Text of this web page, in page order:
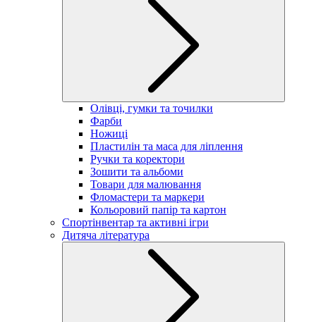
Олівці, гумки та точилки
Фарби
Ножиці
Пластилін та маса для ліплення
Ручки та коректори
Зошити та альбоми
Товари для малювання
Фломастери та маркери
Кольоровий папір та картон
Спортінвентар та активні ігри
Дитяча література